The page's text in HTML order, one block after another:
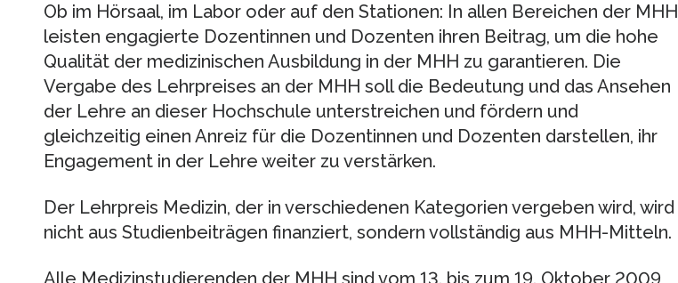
Ob im Hörsaal, im Labor oder auf den Stationen: In allen Bereichen der MHH
leisten engagierte Dozentinnen und Dozenten ihren Beitrag, um die hohe
Qualität der medizinischen Ausbildung in der MHH zu garantieren. Die
Vergabe des Lehrpreises an der MHH soll die Bedeutung und das Ansehen
der Lehre an dieser Hochschule unterstreichen und fördern und
gleichzeitig einen Anreiz für die Dozentinnen und Dozenten darstellen, ihr
Engagement in der Lehre weiter zu verstärken.
Der Lehrpreis Medizin, der in verschiedenen Kategorien vergeben wird, wird
nicht aus Studienbeiträgen finanziert, sondern vollständig aus MHH-Mitteln.